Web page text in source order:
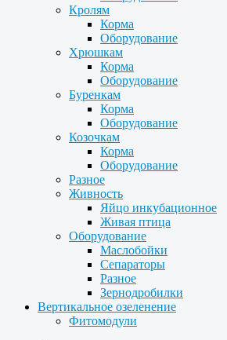
Кролям
Корма
Оборудование
Хрюшкам
Корма
Оборудование
Буренкам
Корма
Оборудование
Козочкам
Корма
Оборудование
Разное
Живность
Яйцо инкубационное
Живая птица
Оборудование
Маслобойки
Сепараторы
Разное
Зернодробилки
Вертикальное озеленение
Фитомодули